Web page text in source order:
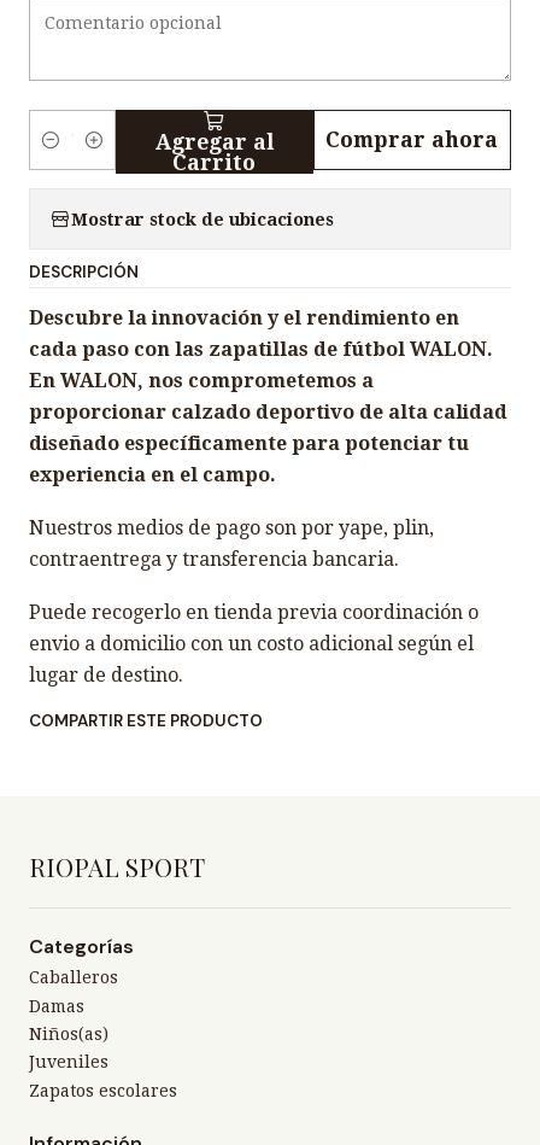
i
d
a
d
Agregar al
Carrito
Comprar ahora
Mostrar stock de ubicaciones
DESCRIPCIÓN
Descubre la innovación y el rendimiento en
cada paso con las zapatillas de fútbol WALON.
En WALON, nos comprometemos a
proporcionar calzado deportivo de alta calidad
diseñado específicamente para potenciar tu
experiencia en el campo.
Nuestros medios de pago son por yape, plin,
contraentrega y transferencia bancaria.
Puede recogerlo en tienda previa coordinación o
envio a domicilio con un costo adicional según el
lugar de destino.
COMPARTIR ESTE PRODUCTO
RIOPAL SPORT
Categorías
Caballeros
Damas
Niños(as)
Juveniles
Zapatos escolares